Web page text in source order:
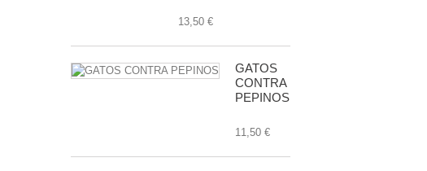
13,50 €
GATOS
CONTRA
PEPINOS
11,50 €